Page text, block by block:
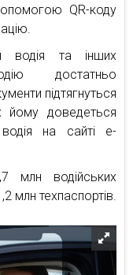
QR-коду
водія та інших
достатньо
підтягнуться
йому доведеться
на сайті e-
млн водійських
млн техпаспортів.